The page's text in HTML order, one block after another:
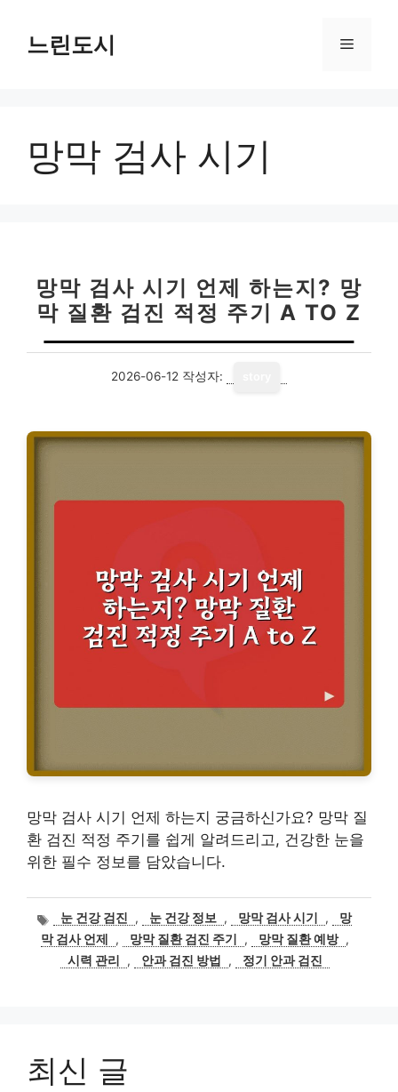
느린도시 메
망막 검사 시기
망막 검사 시기 언제 하는지? 망
막 질환 검진 적정 주기 A TO Z
2026-06-12 작성자:
망막 검사 시기 언제 하는지 궁금하신가요? 망막 질
환 검진 적정 주기를 쉽게 알려드리고, 건강한 눈을
위한 필수 정보를 담았습니다.
태
그
눈 건강 검진 , 눈 건강 정보 , 망막 검사 시기 ,
망
막 검사 언제
, 망막 질환 검진 주기 , 망막 질환 예방 ,
시력 관리
, 안과 검진 방법 , 정기 안과 검진
최신 글